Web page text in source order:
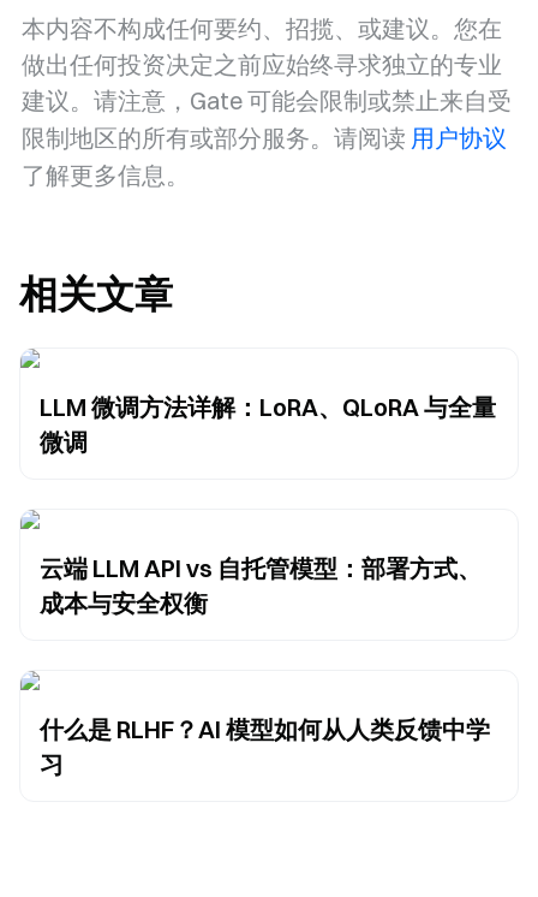
本内容不构成任何要约、招揽、或建议。您在
做出任何投资决定之前应始终寻求独立的专业
建议。请注意，Gate 可能会限制或禁止来自受
限制地区的所有或部分服务。请阅读 用户协议
了解更多信息。
相关文章
LLM 微调方法详解：LoRA、QLoRA 与全量
微调
云端 LLM API vs 自托管模型：部署方式、
成本与安全权衡
什么是 RLHF？AI 模型如何从人类反馈中学
习